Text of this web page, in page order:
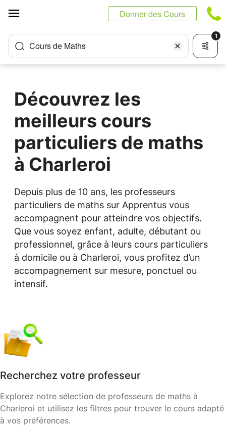
Donner des Cours
Cours de Maths
1
Découvrez les
meilleurs cours
particuliers de maths
à Charleroi
Depuis plus de 10 ans, les professeurs
particuliers de maths sur Apprentus vous
accompagnent pour atteindre vos objectifs.
Que vous soyez enfant, adulte, débutant ou
professionnel, grâce à leurs cours particuliers
à domicile ou à Charleroi, vous profitez d’un
accompagnement sur mesure, ponctuel ou
intensif.
Recherchez votre professeur
Explorez notre sélection de professeurs de maths à
Charleroi et utilisez les filtres pour trouver le cours adapté
à vos préférences.